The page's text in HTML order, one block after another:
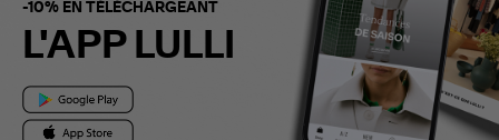
-10% EN TÉLÉCHARGEANT
L'APP LULLI